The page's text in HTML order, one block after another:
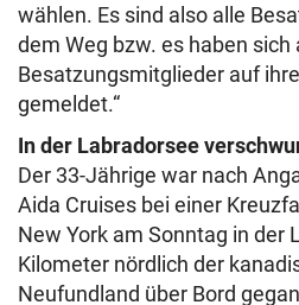
wählen. Es sind also alle
dem Weg bzw. es haben sich
Besatzungsmitglieder auf
gemeldet.“
In der Labradorsee
Der 33-Jährige war nach
Aida Cruises bei einer
New York am Sonntag in der
Kilometer nördlich der
Neufundland über Bord